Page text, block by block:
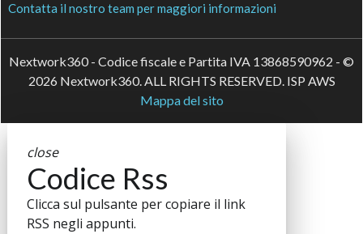
Contatta il nostro team per maggiori informazioni
Nextwork360 - Codice fiscale e Partita IVA 13868590962 - ©
2026 Nextwork360. ALL RIGHTS RESERVED. ISP AWS
Mappa del sito
close
Codice Rss
Clicca sul pulsante per copiare il link
RSS negli appunti.